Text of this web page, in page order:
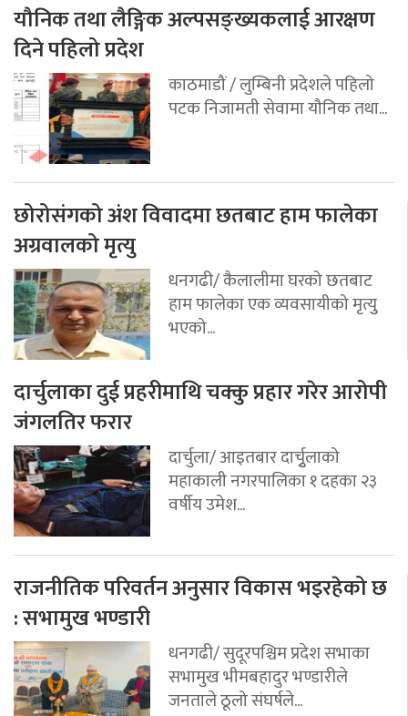
यौनिक तथा लैङ्गिक अल्पसङ्ख्यकलाई आरक्षण
दिने पहिलो प्रदेश
काठमाडौं / लुम्बिनी प्रदेशले पहिलो
पटक निजामती सेवामा यौनिक तथा...
छोरोसंगको अंश विवादमा छतबाट हाम फालेका
अग्रवालको मृत्यु
धनगढी/ कैलालीमा घरको छतबाट
हाम फालेका एक व्यवसायीको मृत्युु
भएको...
दार्चुलाका दुई प्रहरीमाथि चक्कु प्रहार गरेर आरोपी
जंगलतिर फरार
दार्चुला/ आइतबार दार्चुृलाको
महाकाली नगरपालिका १ दहका २३
वर्षीय उमेश...
राजनीतिक परिवर्तन अनुसार विकास भइरहेको छ
: सभामुख भण्डारी
धनगढी/ सुदूरपश्चिम प्रदेश सभाका
सभामुख भीमबहादुर भण्डारीले
जनताले ठूलो संघर्षले...